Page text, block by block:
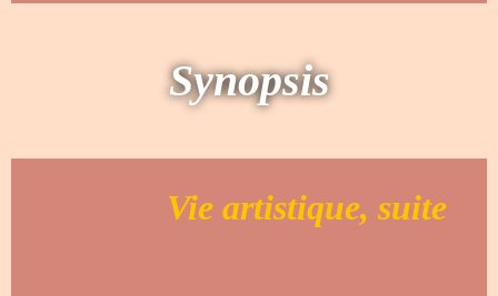
Synopsis
Vie artistique, suite